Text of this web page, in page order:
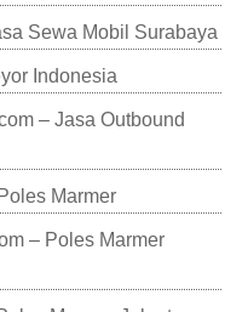
Sewa Mobil Surabaya
Indonesia
– Jasa Outbound
Marmer
– Poles Marmer